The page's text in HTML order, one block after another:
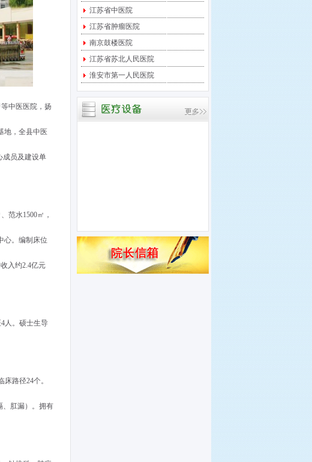
中医医院，扬
地，全县中医
成员及建设单
范水1500㎡，
心。编制床位
入约2.4亿元
4人。硕士生导
床路径24个。
、肛漏）。拥有
宝应县中医医院 关于临
时起搏器采购项目进行竞
争性
宝应县中医医院 关于中
央监护系统采购项目进行
竞争
宝应县中医医院 关于多
道生理记录仪采购项目进
行竞
江苏省中医院
江苏省肿瘤医院
南京鼓楼医院
江苏省苏北人民医院
淮安市第一人民医院